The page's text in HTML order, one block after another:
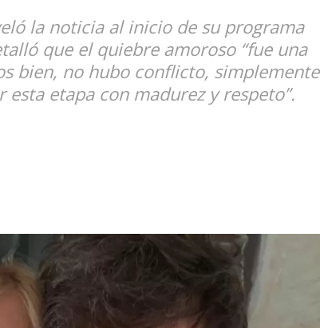
la noticia al inicio de su programa
que el quiebre amoroso “fue una
bien, no hubo conflicto, simplemente
etapa con madurez y respeto”.